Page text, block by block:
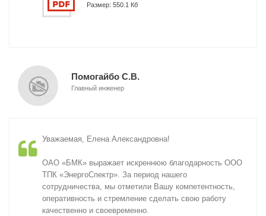
Размер: 550.1 Кб
Помогайбо С.В.
Главный инженер
Уважаемая, Елена Александровна!
ОАО «БМК» выражает искреннюю благодарность ООО
ТПК «ЭнергоСпектр». За период нашего
сотрудничества, мы отметили Вашу компетентность,
оперативность и стремление сделать свою работу
качественно и своевременно.